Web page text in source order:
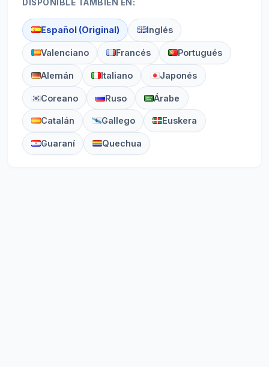
DISPONIBLE TAMBIÉN EN:
Español (Original) Inglés
Valenciano Francés Portugués
Alemán Italiano Japonés
Coreano Ruso Árabe
Catalán Gallego Euskera
Guaraní Quechua